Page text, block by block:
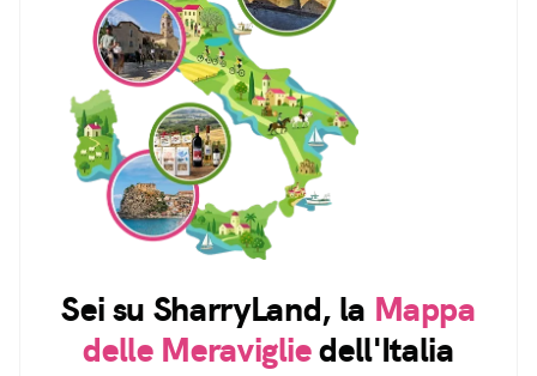
Sei su SharryLand, la Mappa
delle Meravigliedell'Italia